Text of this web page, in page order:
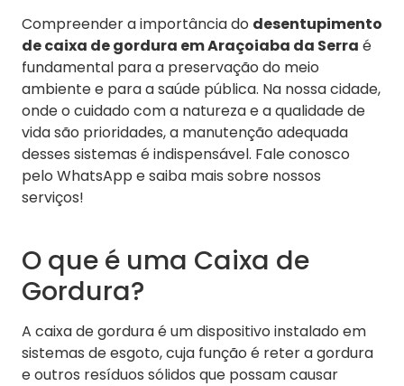
Compreender a importância do desentupimento
de caixa de gordura em Araçoiaba da Serra é
fundamental para a preservação do meio
ambiente e para a saúde pública. Na nossa cidade,
onde o cuidado com a natureza e a qualidade de
vida são prioridades, a manutenção adequada
desses sistemas é indispensável. Fale conosco
pelo WhatsApp e saiba mais sobre nossos
serviços!
O que é uma Caixa de
Gordura?
A caixa de gordura é um dispositivo instalado em
sistemas de esgoto, cuja função é reter a gordura
e outros resíduos sólidos que possam causar